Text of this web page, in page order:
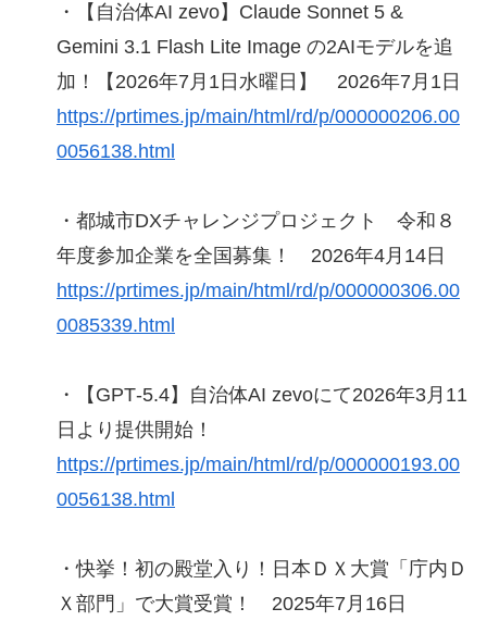
・【自治体AI zevo】Claude Sonnet 5 &
Gemini 3.1 Flash Lite Image の2AIモデルを追
加！【2026年7月1日水曜日】 2026年7月1日
https://prtimes.jp/main/html/rd/p/000000206.00
0056138.html
・都城市DXチャレンジプロジェクト 令和８
年度参加企業を全国募集！ 2026年4月14日
https://prtimes.jp/main/html/rd/p/000000306.00
0085339.html
・【GPT‑5.4】自治体AI zevoにて2026年3月11
日より提供開始！
https://prtimes.jp/main/html/rd/p/000000193.00
0056138.html
・快挙！初の殿堂入り！日本ＤＸ大賞「庁内Ｄ
Ｘ部門」で大賞受賞！ 2025年7月16日